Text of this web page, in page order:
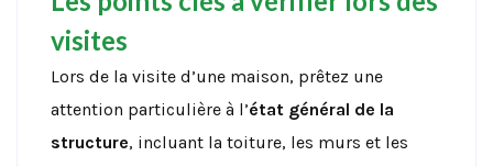
visites
Lors de la visite d’une maison, prêtez une
attention particulière à l’état général de la
structure, incluant la toiture, les murs et les